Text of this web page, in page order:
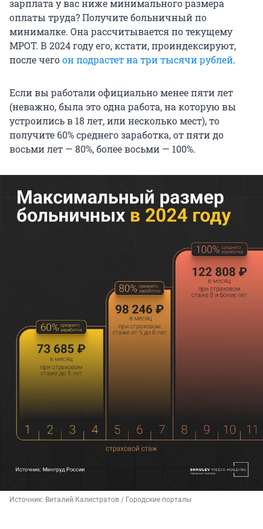
зарплата у вас ниже минимального размера
оплаты труда? Получите больничный по
минималке. Она рассчитывается по текущему
МРОТ. В 2024 году его, кстати, проиндексируют,
после чегоон подрастет на три тысячи рублей.
Если вы работали официально менее пяти лет
(неважно, была это одна работа, на которую вы
устроились в 18 лет, или несколько мест), то
получите 60% среднего заработка, от пяти до
восьми лет — 80%, более восьми — 100%.
Источник: Виталий Калистратов / Городские порталы